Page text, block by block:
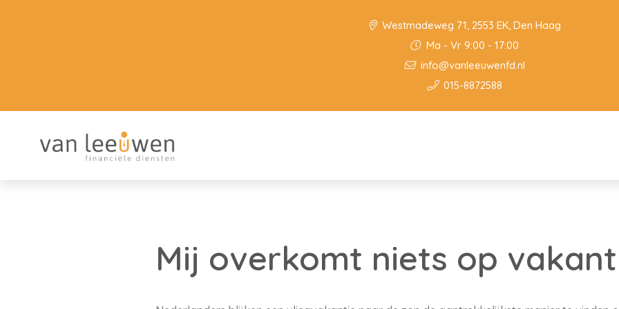
Westmadeweg 71, 2553 EK, Den Haag
Ma - Vr 9:00 - 17:00
info@vanleeuwenfd.nl
015-8872588
Mij overkomt niets op